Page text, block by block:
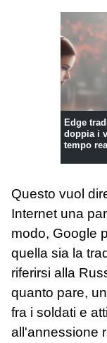
Edge
doppia i
tempo
Questo vuol
Internet una
modo, Google
quella sia la
riferirsi alla
quanto pare,
fra i soldati e
all'annessione